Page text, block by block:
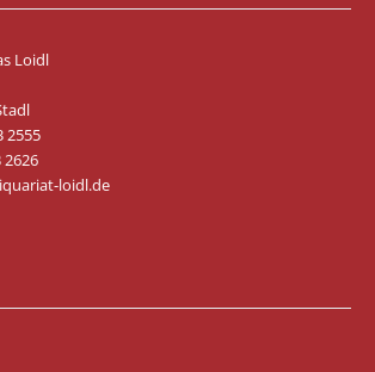
Loidl
2555
2626
loidl.de